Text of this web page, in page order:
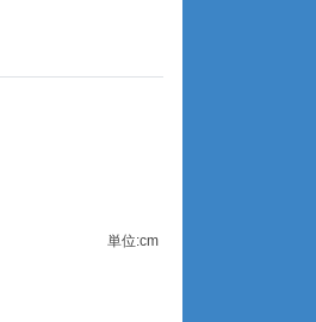
単位:cm